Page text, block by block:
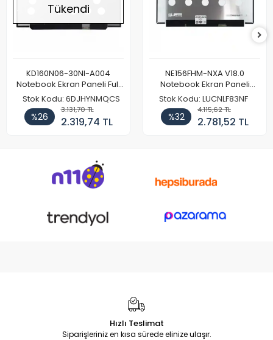
Tükendi
KD160N06-30NI-A004
Notebook Ekran Paneli Full
HD
Stok Kodu: 6DJHYNMQCS
%26
3.131,70 TL
2.319,74 TL
NE156FHM-NXA V18.0
Notebook Ekran Paneli
144Hz
Stok Kodu: LUCNLF83NF
%32
4.115,62 TL
2.781,52 TL
Hızlı Teslimat
Siparişleriniz en kısa sürede elinize ulaşır.